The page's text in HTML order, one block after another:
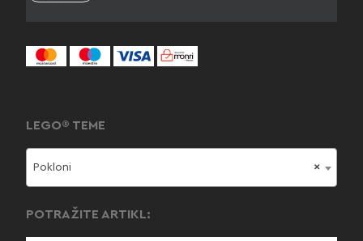
LEGO® TEME
×
Pokloni
POTRAŽITE ARTIKL: